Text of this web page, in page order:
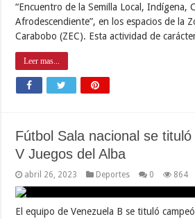
“Encuentro de la Semilla Local, Indígena,
Afrodescendiente”, en los espacios de la
Carabobo (ZEC). Esta actividad de
Leer mas...
Fútbol Sala nacional se
V Juegos del Alba
abril 26, 2023 Deportes 0 864
El equipo de Venezuela B se tituló